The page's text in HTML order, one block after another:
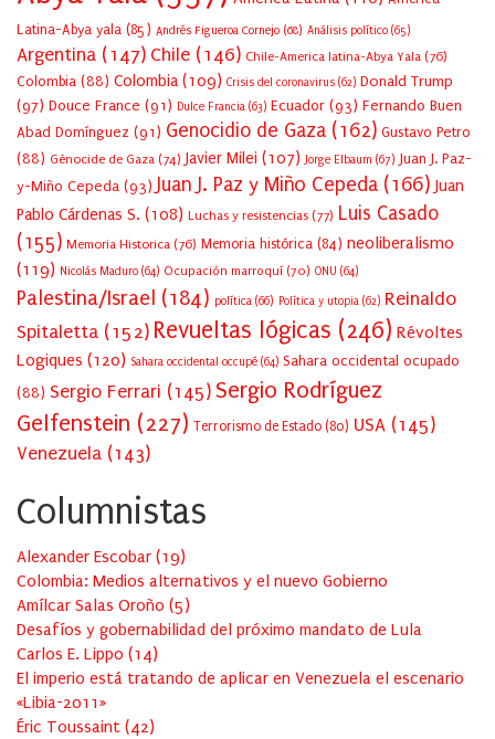
Latina-Abya yala (85) Andrés Figueroa Cornejo (68) Análisis político (65)
Argentina (147) Chile (146) Chile-America latina-Abya Yala (76)
Colombia (88) Colombia(109) Crisis del coronavirus (62) Donald Trump
(97) Douce France (91) Dulce Francia (63) Ecuador (93) Fernando Buen
Abad Domínguez (91) Genocidio de Gaza (162) Gustavo Petro
(88) Génocide de Gaza (74) Javier Milei (107) Jorge Elbaum (67) Juan J. Paz-
y-Miño Cepeda (93) Juan J. Paz y Miño Cepeda (166) Juan
Pablo Cárdenas S. (108) Luchas y resistencias (77) Luis Casado
(155) Memoria Historica (76) Memoria histórica (84) neoliberalismo
(119) Nicolás Maduro (64) Ocupación marroquí (70) ONU (64)
Palestina/Israel (184) política (66) Política y utopia (62) Reinaldo
Spitaletta (152) Revueltas lógicas (246) Révoltes
Logiques (120) Sahara occidental occupé (64) Sahara occidental ocupado
(88) Sergio Ferrari (145) Sergio Rodríguez
Gelfenstein (227) Terrorismo de Estado (80) USA (145)
Venezuela (143)
Columnistas
Alexander Escobar (19)
Colombia: Medios alternativos y el nuevo Gobierno
Amílcar Salas Oroño (5)
Desafíos y gobernabilidad del próximo mandato de Lula
Carlos E. Lippo (14)
El imperio está tratando de aplicar en Venezuela el escenario
«Libia-2011»
Éric Toussaint (42)